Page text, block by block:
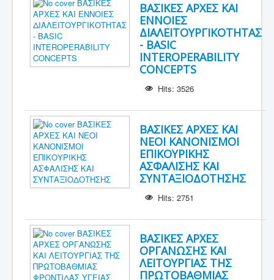
ΒΑΣΙΚΕΣ ΑΡΧΕΣ ΚΑΙ
ΕΝΝΟΙΕΣ
ΔΙΑΛΕΙΤΟΥΡΓΙΚΟΤΗΤΑΣ
- BASIC
INTEROPERABILITY
CONCEPTS
Hits: 3526
ΒΑΣΙΚΕΣ ΑΡΧΕΣ ΚΑΙ
ΝΕΟΙ ΚΑΝΟΝΙΣΜΟΙ
ΕΠΙΚΟΥΡΙΚΗΣ
ΑΣΦΑΛΙΣΗΣ ΚΑΙ
ΣΥΝΤΑΞΙΟΔΟΤΗΣΗΣ
Hits: 2751
ΒΑΣΙΚΕΣ ΑΡΧΕΣ
ΟΡΓΑΝΩΣΗΣ ΚΑΙ
ΛΕΙΤΟΥΡΓΙΑΣ ΤΗΣ
ΠΡΩΤΟΒΑΘΜΙΑΣ